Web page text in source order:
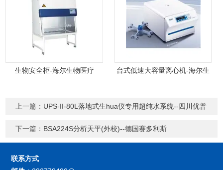
生物安全柜-海尔生物医疗
台式低速大容量离心机-海尔生
上一篇： UPS-II-80L落地式生hua仪专用超纯水系统--四川优普
下一篇： BSA224S分析天平(外校)--德国赛多利斯
联系方式